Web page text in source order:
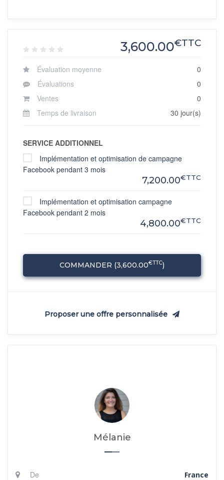
3,600.00€TTC
Évaluation moyenne
0
Évaluations
0
Ventes
0
Temps de livraison
30 jour(s)
COMMANDER (3,600.00€TTC)
SERVICE ADDITIONNEL
Implémentation et optimisation de campagne
Facebook pendant 3 mois
7,200.00€TTC
Implémentation et optimisation campagne
Facebook pendant 2 mois
4,800.00€TTC
Proposer une offre personnalisée
Mélanie
De France